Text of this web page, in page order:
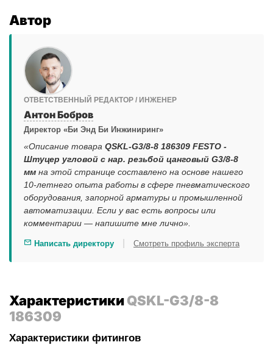
Автор
ОТВЕТСТВЕННЫЙ РЕДАКТОР / ИНЖЕНЕР
Антон Бобров
Директор «Би Энд Би Инжиниринг»
«Описание товара QSKL-G3/8-8 186309 FESTO -
Штуцер угловой с нар. резьбой цанговый G3/8-8
мм на этой странице составлено на основе нашего
10-летнего опыта работы в сфере пневматического
оборудования, запорной арматуры и промышленной
автоматизации. Если у вас есть вопросы или
комментарии — напишите мне лично».
Написать директору Смотреть профиль эксперта
ХарактеристикиQSKL-G3/8-8
186309
Характеристики фитингов